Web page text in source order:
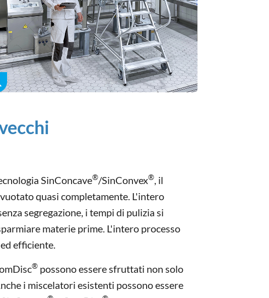
SinConcave®/SinConvex® , il
quasi completamente. L'intero
segregazione, i tempi di pulizia si
materie prime. L'intero processo
efficiente.
® possono essere sfruttati non solo
i miscelatori esistenti possono essere